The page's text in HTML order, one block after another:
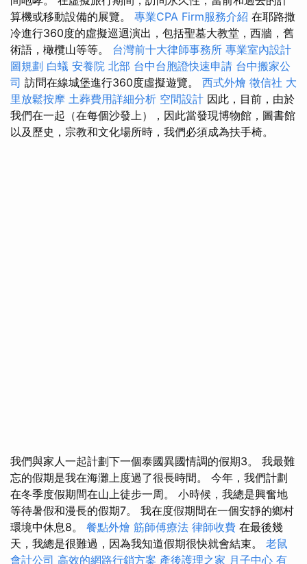
算機或移動設備的展覽。 專業CPA Firm服務介紹 在耶路撒
冷進行360度的虛擬巡迴演出，包括聖墓大教堂，西牆，舊
術語，橄欖山等等。 台灣前十大律師事務所 專業室內設計
圖規劃 白蟻 安養院 北部 台中台胞證快速申請 台中搬家公
司 訪問在線城堡進行360度虛擬遊覽。 西式外燴 徵信社 大
里放鬆按摩 土葬費用詳細分析 空間設計 因此，目前，由於
我們在一起（在每個沙發上），因此當發現博物館，圖書館
以及歷史，宗教和文化場所時，我們必須成為扶手椅。
我們與家人一起計劃下一個泰國異國情調的假期3。 我最難
忘的假期是我在海灘上度過了很長時間。 今年，我們計劃
在冬季度假期間在山上徒步一周。 小時候，我總是興奮地
等待暑假和漫長的假期7。 我在度假期間在一個安靜的鄉村
環境中休息8。 餐點外燴 筋師傅療法 律師收費 在最後幾
天，我總是很難過，因為我知道假期很快就會結束。 老鼠
會計公司 高效的網路行銷方案 產後護理之家 月子中心 有